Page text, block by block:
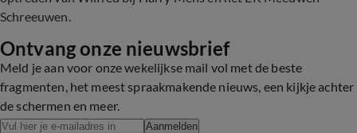
Schreeuwen.
Ontvang onze nieuwsbrief
Meld je aan voor onze wekelijkse mail vol met de beste
fragmenten, het meest spraakmakende nieuws, een kijkje achter
de schermen en meer.
Aanmelden